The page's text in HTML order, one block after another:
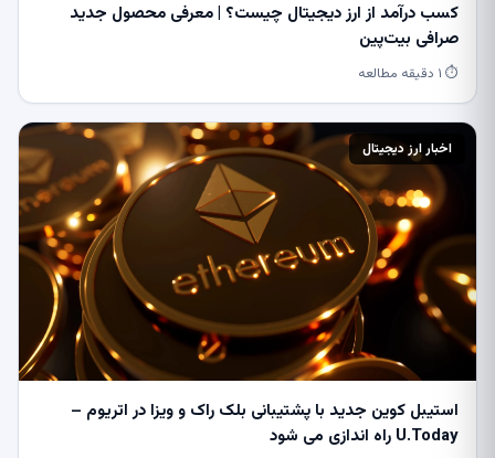
کسب درآمد از ارز دیجیتال چیست؟ | معرفی محصول جدید
صرافی بیت‌پین
⏱ ۱ دقیقه مطالعه
اخبار ارز دیجیتال
استیبل کوین جدید با پشتیبانی بلک راک و ویزا در اتریوم –
U.Today راه اندازی می شود